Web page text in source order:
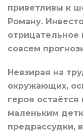
приветливы к
Роману.
отрицательное
совсем
Невзирая на
окружающих,
героя
маленьким
предрассудки,